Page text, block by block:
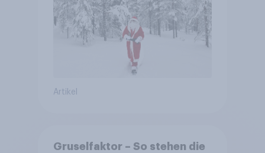
Artikel
Gruselfaktor – So stehen die